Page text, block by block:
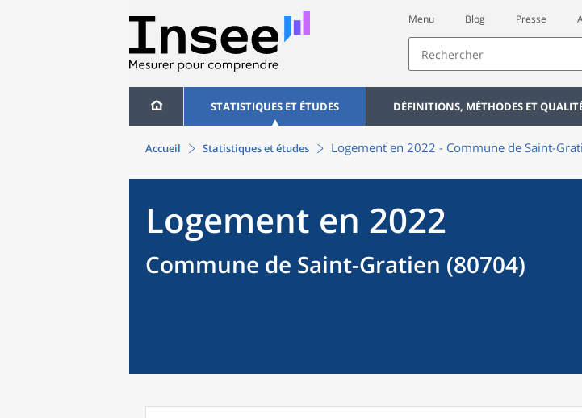
Menu Blog Presse
STATISTIQUES ET ÉTUDES DÉFINITIONS, MÉTHODES ET
Accueil Statistiques et études Logement en 2022 - Commune de Saint-
Logement en 2022
Commune de Saint-Gratien (80704)